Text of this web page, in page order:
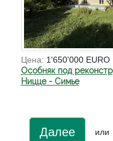
Цена: 1'650'000 EURO
Особняк под
Ницце - Симье
Далее или